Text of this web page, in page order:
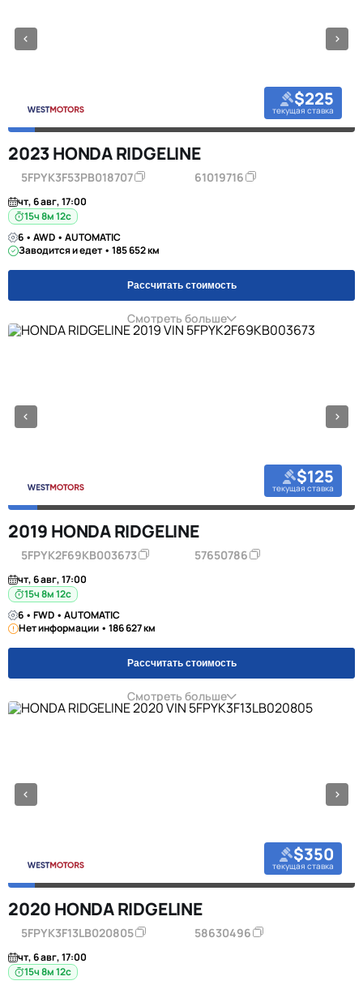
$225
текущая ставка
2023 HONDA RIDGELINE
5FPYK3F53PB018707 61019716
чт, 6 авг, 17:00
15ч 8м 11с
6 • AWD • AUTOMATIC
Заводится и едет • 185 652 км
Рассчитать стоимость
Смотреть больше
$125
текущая ставка
2019 HONDA RIDGELINE
5FPYK2F69KB003673 57650786
чт, 6 авг, 17:00
15ч 8м 11с
6 • FWD • AUTOMATIC
Нет информации • 186 627 км
Рассчитать стоимость
Смотреть больше
$350
текущая ставка
2020 HONDA RIDGELINE
5FPYK3F13LB020805 58630496
чт, 6 авг, 17:00
15ч 8м 11с